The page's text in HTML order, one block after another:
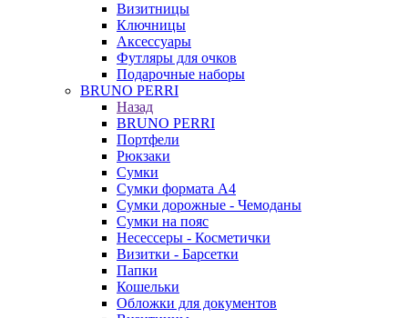
Визитницы
Ключницы
Аксессуары
Футляры для очков
Подарочные наборы
BRUNO PERRI
Назад
BRUNO PERRI
Портфели
Рюкзаки
Сумки
Сумки формата А4
Сумки дорожные - Чемоданы
Сумки на пояс
Несессеры - Косметички
Визитки - Барсетки
Папки
Кошельки
Обложки для документов